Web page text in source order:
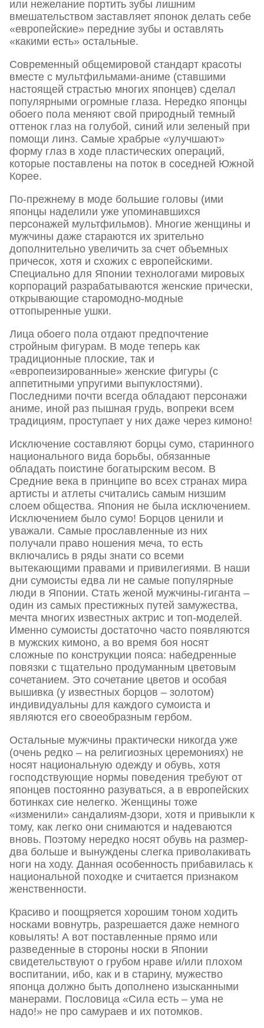
или нежелание портить зубы лишним
вмешательством заставляет японок делать себе
«европейские» передние зубы и оставлять
«какими есть» остальные.
Современный общемировой стандарт красоты
вместе с мультфильмами-аниме (ставшими
настоящей страстью многих японцев) сделал
популярными огромные глаза. Нередко японцы
обоего пола меняют свой природный темный
оттенок глаз на голубой, синий или зеленый при
помощи линз. Самые храбрые «улучшают»
форму глаз в ходе пластических операций,
которые поставлены на поток в соседней Южной
Корее.
По-прежнему в моде большие головы (ими
японцы наделили уже упоминавшихся
персонажей мультфильмов). Многие женщины и
мужчины даже стараются их зрительно
дополнительно увеличить за счет объемных
причесок, хотя и схожих с европейскими.
Специально для Японии технологами мировых
корпораций разрабатываются женские прически,
открывающие старомодно-модные
оттопыренные ушки.
Лица обоего пола отдают предпочтение
стройным фигурам. В моде теперь как
традиционные плоские, так и
«европеизированные» женские фигуры (с
аппетитными упругими выпуклостями).
Последними почти всегда обладают персонажи
аниме, иной раз пышная грудь, вопреки всем
традициям, проступает у них даже через кимоно!
Исключение составляют борцы сумо, старинного
национального вида борьбы, обязанные
обладать поистине богатырским весом. В
Средние века в принципе во всех странах мира
артисты и атлеты считались самым низшим
слоем общества. Япония не была исключением.
Исключением было сумо! Борцов ценили и
уважали. Самые прославленные из них
получали право ношения меча, то есть
включались в ряды знати со всеми
вытекающими правами и привилегиями. В наши
дни сумоисты едва ли не самые популярные
люди в Японии. Стать женой мужчины-гиганта –
один из самых престижных путей замужества,
мечта многих известных актрис и топ-моделей.
Именно сумоисты достаточно часто появляются
в мужских кимоно, а во время боя носят
сложные по конструкции пояса: набедренные
повязки с тщательно продуманным цветовым
сочетанием. Это сочетание цветов и особая
вышивка (у известных борцов – золотом)
индивидуальны для каждого сумоиста и
являются его своеобразным гербом.
Остальные мужчины практически никогда уже
(очень редко – на религиозных церемониях) не
носят национальную одежду и обувь, хотя
господствующие нормы поведения требуют от
японцев постоянно разуваться, а в европейских
ботинках сие нелегко. Женщины тоже
«изменили» сандалиям-дзори, хотя и привыкли к
тому, как легко они снимаются и надеваются
вновь. Поэтому нередко носят обувь на размер-
два больше и вынуждены слегка приволакивать
ноги на ходу. Данная особенность прибавилась к
национальной походке и считается признаком
женственности.
Красиво и поощряется хорошим тоном ходить
носками вовнутрь, разрешается даже немного
ковылять! А вот поставленные прямо или
разведенные в стороны носки в Японии
свидетельствуют о грубом нраве и/или плохом
воспитании, ибо, как и в старину, мужество
японца должно быть дополнено изысканными
манерами. Пословица «Сила есть – ума не
надо!» не про самураев и их потомков.